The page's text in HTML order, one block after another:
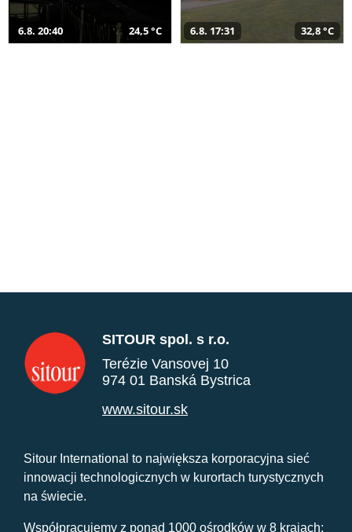
6.8. 20:40 24,5 °C 6.8. 17:31 32,8 °C
SITOUR spol. s r.o.
Terézie Vansovej 10
974 01 Banská Bystrica
www.sitour.sk
Sitour International to największa korporacyjna sieć
innowacji technologicznych w kurortach turystycznych
na świecie.
Współpracujemy z ponad 1000 ośrodków w 8 krajach: